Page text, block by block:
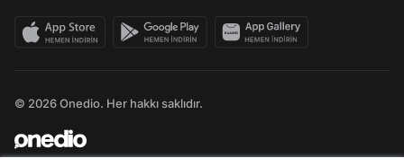
© 2026 Onedio. Her hakkı saklıdır.